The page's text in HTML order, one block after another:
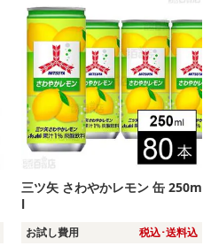
三ツ矢 さわやかレモン 缶 250m
l
お試し費用 税込･送料込